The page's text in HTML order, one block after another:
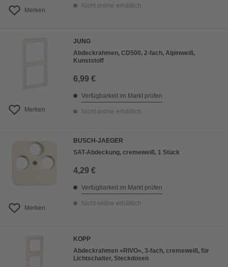
Merken
Nicht online erhältlich
Merken
JUNG
Abdeckrahmen, CD500, 2-fach, Alpinweiß,
Kunststoff
6,99 €
Verfügbarkeit im Markt prüfen
Nicht online erhältlich
Merken
BUSCH-JAEGER
SAT-Abdeckung, cremeweiß, 1 Stück
4,29 €
Verfügbarkeit im Markt prüfen
Nicht online erhältlich
KOPP
Abdeckrahmen »RIVO«, 3-fach, cremeweiß, für
Lichtschalter, Steckdosen